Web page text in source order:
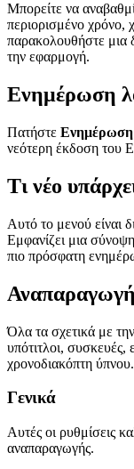
Μπορείτε να
περιορισμένο χρόνο,
παρακολουθήστε μια
την εφαρμογή.
Ενημέρωση
Πατήστε Ενημέρωση
νεότερη έκδοση του
Τι νέο
Αυτό το μενού είναι
Εμφανίζει μια
πιο πρόσφατη
Αναπαραγωγή
Όλα τα σχετικά με
υπότιτλοι,
χρονοδιακόπτη ύπνου.
Γενικά
Αυτές οι ρυθμίσεις
αναπαραγωγής.